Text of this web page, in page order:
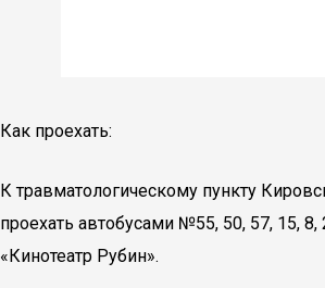
Как проехать:
К травматологическому пункту
проехать автобусами №55, 50, 57, 15, 8,
«Кинотеатр Рубин».